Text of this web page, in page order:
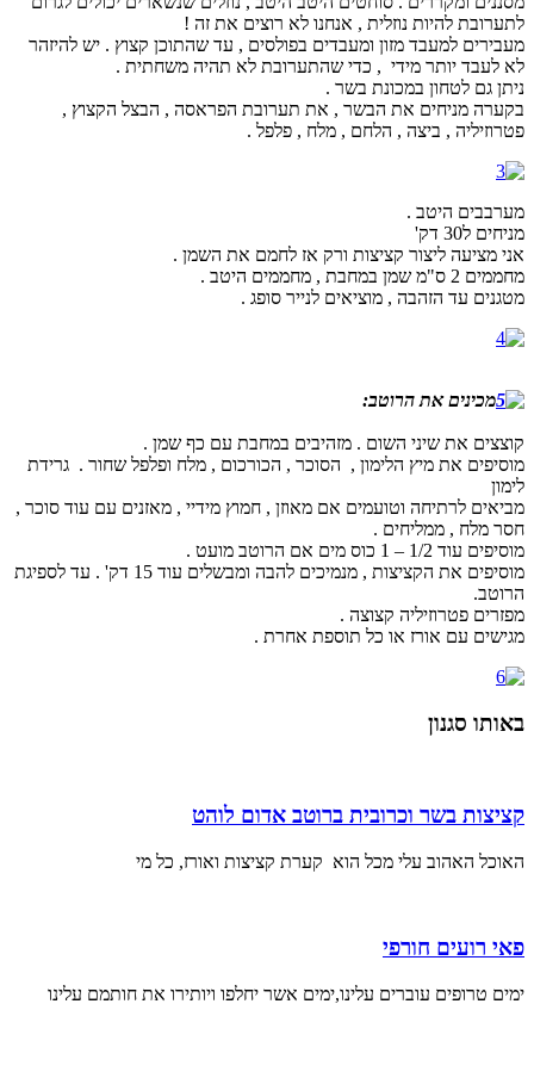
לתערובת להיות נוזלית , אנחנו לא רוצים את זה !
מעבירים למעבד מזון ומעבדים בפולסים , עד שהתוכן קצוץ . יש להיזהר
לא לעבד יותר מידי , כדי שהתערובת לא תהיה משחתית .
ניתן גם לטחון במכונת בשר .
בקערה מניחים את הבשר , את תערובת הפראסה , הבצל הקצוץ ,
פטרוזיליה , ביצה , הלחם , מלח , פלפל .
מערבבים היטב .
מניחים ל30 דק'
אני מציעה ליצור קציצות ורק אז לחמם את השמן .
מחממים 2 ס"מ שמן במחבת , מחממים היטב .
מטגנים עד הזהבה , מוציאים לנייר סופג .
מכינים את הרוטב:
קוצצים את שיני השום . מזהיבים במחבת עם כף שמן .
מוסיפים את מיץ הלימון , הסוכר , הכורכום , מלח ופלפל שחור . גרידת
לימון
מביאים לרתיחה וטועמים אם מאוזן , חמוץ מידיי , מאזנים עם עוד סוכר ,
חסר מלח , ממליחים .
מוסיפים עוד 1/2 – 1 כוס מים אם הרוטב מועט .
מוסיפים את הקציצות , מנמיכים להבה ומבשלים עוד 15 דק' . עד לספיגת
הרוטב.
מפזרים פטרוזיליה קצוצה .
מגישים עם אורז או כל תוספת אחרת .
באותו סגנון
קציצות בשר וכרובית ברוטב אדום לוהט
האוכל האהוב עלי מכל הוא קערת קציצות ואורז, כל מי
פאי רועים חורפי
ימים טרופים עוברים עלינו,ימים אשר יחלפו ויותירו את חותמם עלינו